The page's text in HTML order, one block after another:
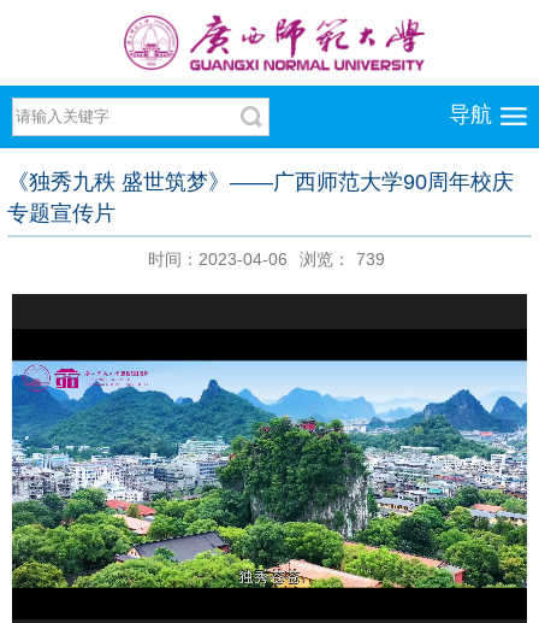
导航
《独秀九秩 盛世筑梦》——广西师范大学90周年校庆
专题宣传片
时间：2023-04-06 浏览： 739